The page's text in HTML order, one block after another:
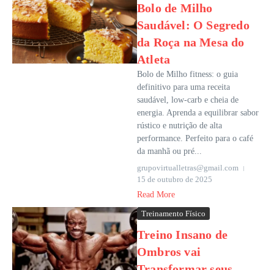
Bolo de Milho
Saudável: O Segredo
da Roça na Mesa do
Atleta
Bolo de Milho fitness: o guia
definitivo para uma receita
saudável, low-carb e cheia de
energia. Aprenda a equilibrar sabor
rústico e nutrição de alta
performance. Perfeito para o café
da manhã ou pré...
grupovirtualletras@gmail.com
15 de outubro de 2025
Read More
Treinamento Físico
Treino Insano de
Ombros vai